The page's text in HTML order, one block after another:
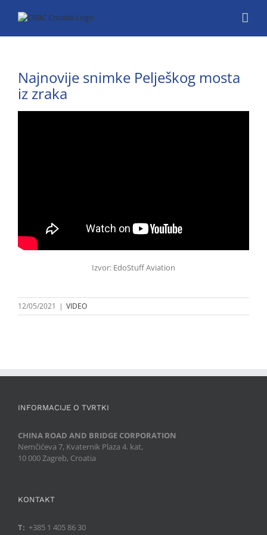
Najnovije snimke Pelješkog mosta
iz zraka
Izvor: EdoStuff Aviation
12/05/2021 | VIDEO
INFORMACIJE O TVRTKI
CHINA ROAD AND BRIDGE CORPORATION
Nemčićeva 7, Kvaternik Plaza 4. kat,
10 000 Zagreb, Croatia
KONTAKT
T: +385 1 405 86 30